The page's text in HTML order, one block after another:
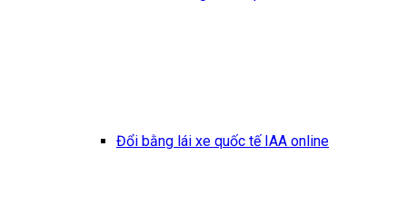
Đổi bằng lái xe quốc tế IAA online